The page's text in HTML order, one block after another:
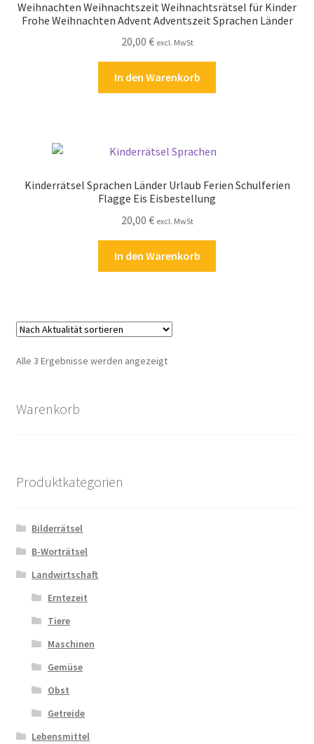
Weihnachten Weihnachtszeit Weihnachtsrätsel für Kinder
Frohe Weihnachten Advent Adventszeit Sprachen Länder
20,00 € excl. MwSt
In den Warenkorb
Kinderrätsel Sprachen Länder Urlaub Ferien Schulferien
Flagge Eis Eisbestellung
20,00 € excl. MwSt
In den Warenkorb
Alle 3 Ergebnisse werden angezeigtNach
Warenkorb
Produktkategorien
Bilderrätsel
B-Worträtsel
Landwirtschaft
Erntezeit
Tiere
Maschinen
Gemüse
Obst
Getreide
Lebensmittel